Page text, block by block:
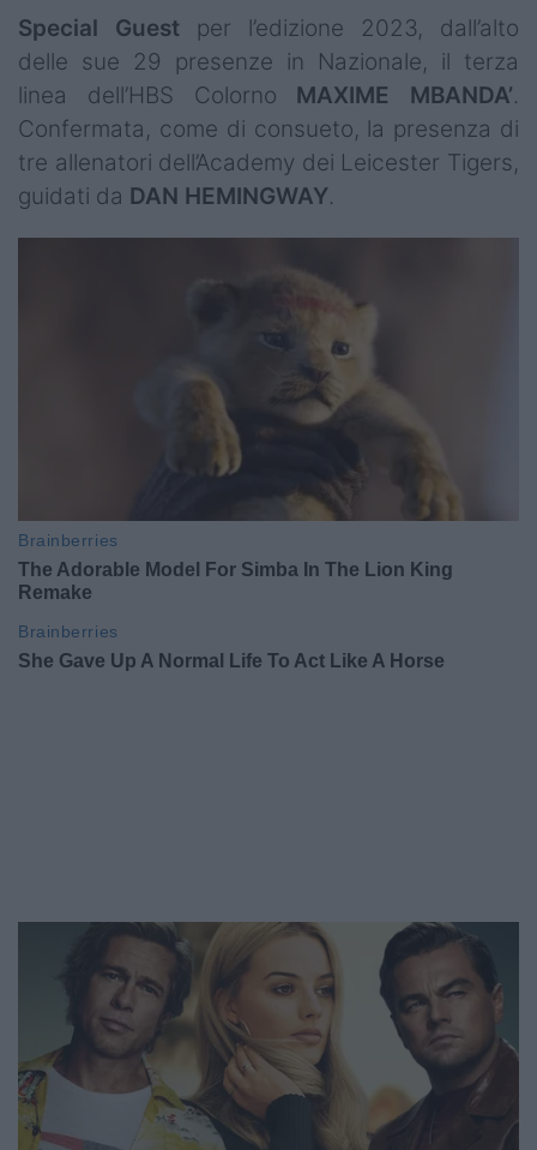
Special Guest per l’edizione 2023, dall’alto
delle sue 29 presenze in Nazionale, il terza
linea dell’HBS Colorno MAXIME MBANDA’.
Confermata, come di consueto, la presenza di
tre allenatori dell’Academy dei Leicester Tigers,
guidati da DAN HEMINGWAY.